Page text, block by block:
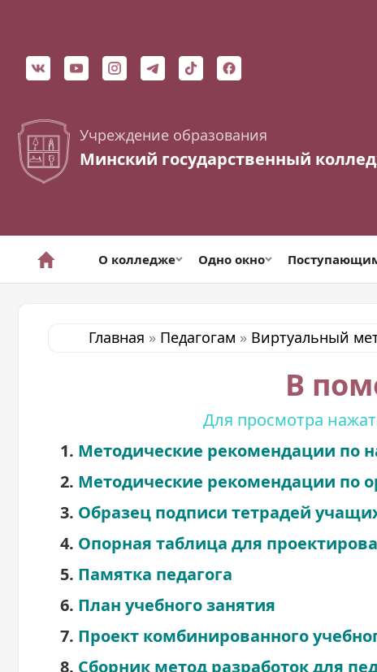
Учреждение образования
Минский государственный
О колледже Одно окно
Главная » Педагогам » Виртуальный
В
Для просмотра
1. Методические рекомендации по
2. Методические рекомендации по
3. Образец подписи тетрадей
4. Опорная таблица для
5. Памятка педагога
6. План учебного занятия
7. Проект комбинированного
8. Сборник метод разработок для